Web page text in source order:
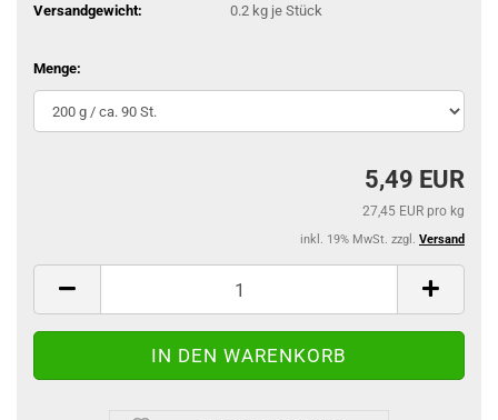
Versandgewicht: 0.2kg je Stück
Menge:
5,49 EUR
27,45 EUR pro kg
inkl. 19% MwSt. zzgl. Versand